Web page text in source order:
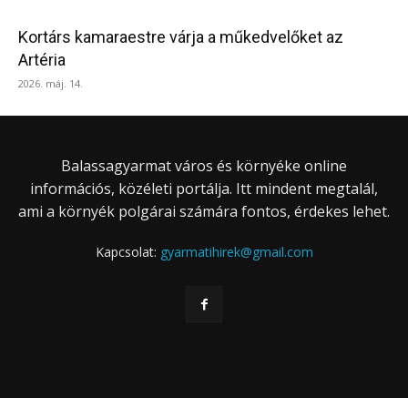
Kortárs kamaraestre várja a műkedvelőket az
Artéria
2026. máj. 14.
Balassagyarmat város és környéke online
információs, közéleti portálja. Itt mindent megtalál,
ami a környék polgárai számára fontos, érdekes lehet.
Kapcsolat: gyarmatihirek@gmail.com